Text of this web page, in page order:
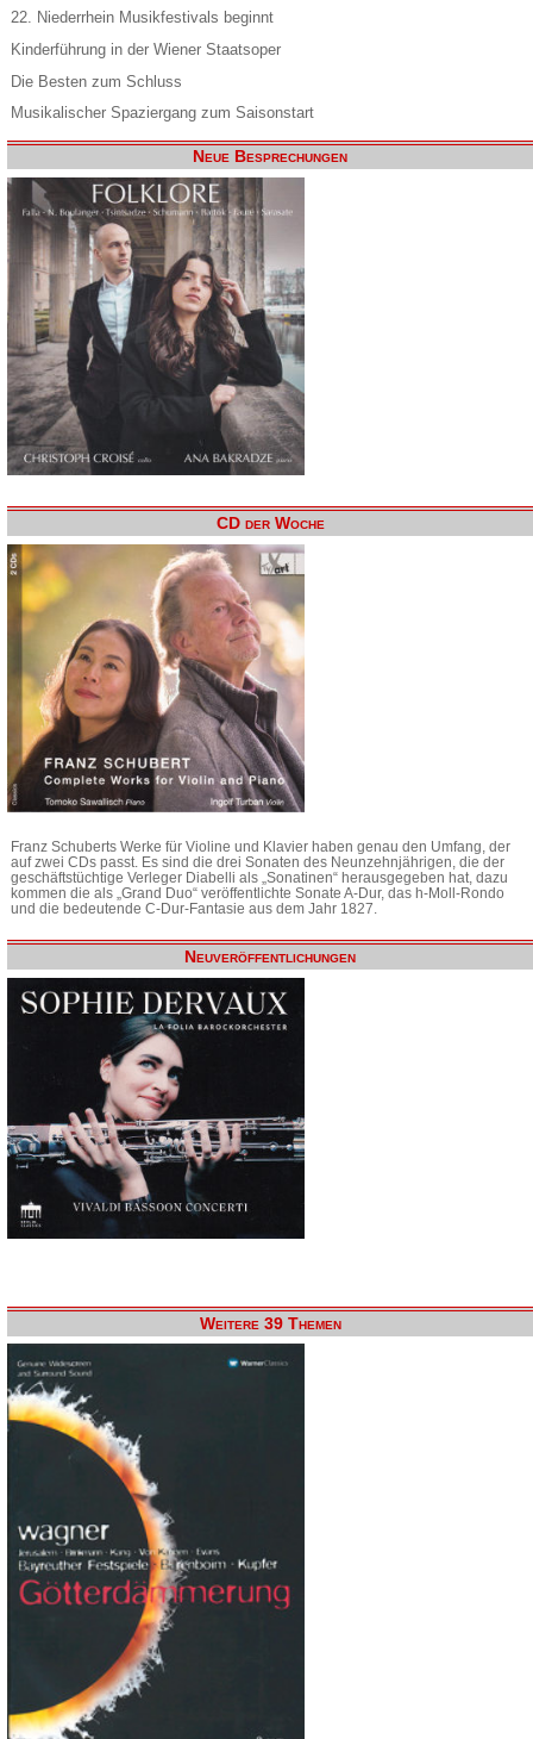
22. Niederrhein Musikfestivals beginnt
Kinderführung in der Wiener Staatsoper
Die Besten zum Schluss
Musikalischer Spaziergang zum Saisonstart
Neue Besprechungen
CD der Woche
Franz Schuberts Werke für Violine und Klavier haben genau den Umfang, der
auf zwei CDs passt. Es sind die drei Sonaten des Neunzehnjährigen, die der
geschäftstüchtige Verleger Diabelli als „Sonatinen“ herausgegeben hat, dazu
kommen die als „Grand Duo“ veröffentlichte Sonate A-Dur, das h-Moll-Rondo
und die bedeutende C-Dur-Fantasie aus dem Jahr 1827.
Neuveröffentlichungen
Weitere 39 Themen